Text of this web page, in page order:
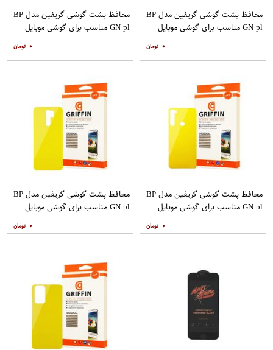
محافظ پشت گوشی گریفین مدل BP
GN pl مناسب برای گوشی موبایل
۰
محافظ پشت گوشی گریفین مدل BP
GN pl مناسب برای گوشی موبایل
۰
محافظ پشت گوشی گریفین مدل BP
GN pl مناسب برای گوشی موبایل
۰
محافظ پشت گوشی گریفین مدل BP
GN pl مناسب برای گوشی موبایل
۰